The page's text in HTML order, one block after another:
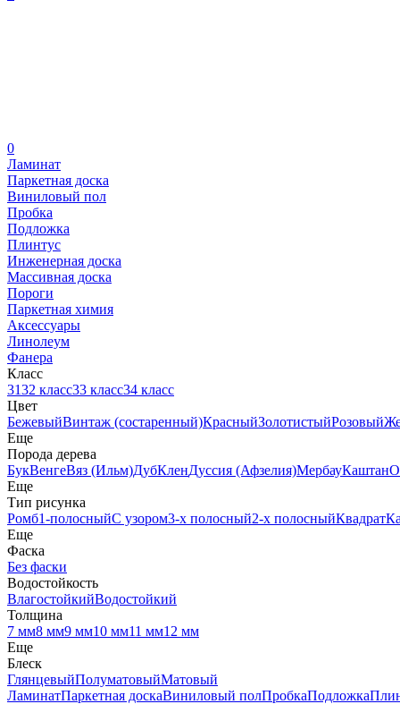
0
Ламинат
Паркетная доска
Виниловый пол
Пробка
Подложка
Плинтус
Инженерная доска
Массивная доска
Пороги
Паркетная химия
Аксессуары
Линолеум
Фанера
Класс
3132 класс33 класс34 класс
Цвет
БежевыйВинтаж (состаренный)КрасныйЗолотистыйРозовый
Еще
Порода дерева
БукВенгеВяз (Ильм)ДубКленДуссия (Афзелия)МербауКаштан
Еще
Тип рисунка
Ромб1-полосныйС узором3-х полосный2-х полосныйКвадрат
Еще
Фаска
Без фаски
Водостойкость
ВлагостойкийВодостойкий
Толщина
7 мм8 мм9 мм10 мм11 мм12 мм
Еще
Блеск
ГлянцевыйПолуматовыйМатовый
ЛаминатПаркетная доскаВиниловый полПробкаПодложка